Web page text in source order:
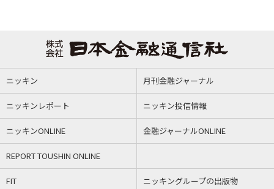
ニッキン 月刊金融ジャーナル
ニッキンレポート ニッキン投信情報
ニッキンONLINE 金融ジャーナルONLINE
REPORT TOUSHIN ONLINE
FIT ニッキングループの出版物